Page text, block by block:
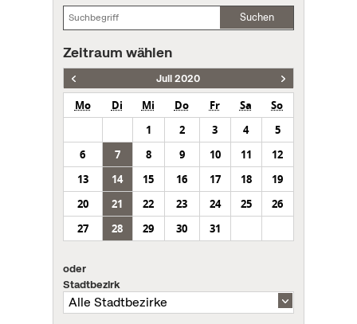
Suchen
Zeitraum wählen
Juli 2020
Mo Di Mi Do Fr Sa
So
1
2 3 4
5
6
7 8 9 10 11
12
13
14 15 16 17 18
19
20
21 22 23 24 25
26
27
28 29 30 31
oder
Stadtbezirk